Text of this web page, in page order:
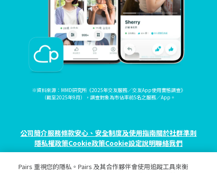
※資料來源：MMD研究所《2025年交友服務／交友App使用實態調查》
（截至2025年9月），調查對象為市佔率前5名之服務／App。
公司簡介服務條款安心、安全制度及使用指南關於社群準則
隱私權政策Cookie政策Cookie設定說明聯絡我們
Pairs 重視您的隱私。Pairs 及其合作夥伴會使用追蹤工具來衡